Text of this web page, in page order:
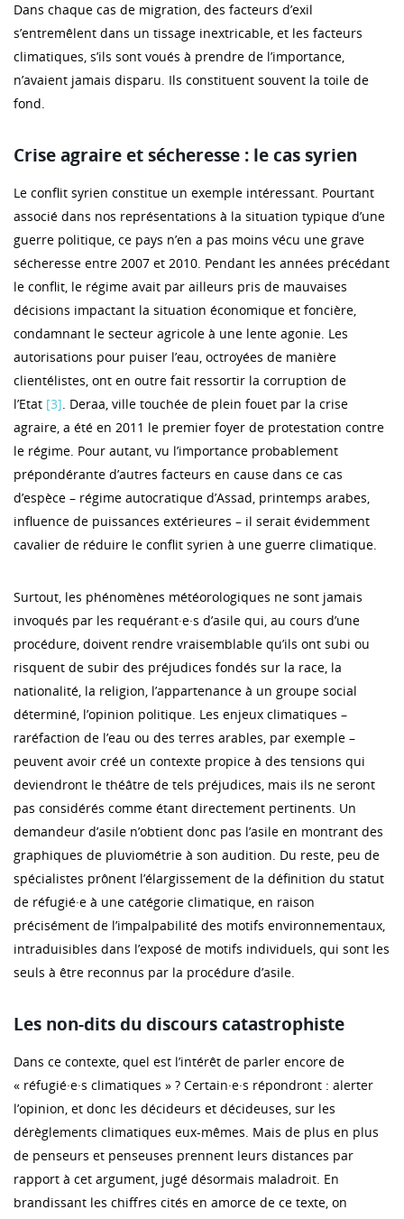
Dans chaque cas de migration, des facteurs d’exil
s’entremêlent dans un tissage inextricable, et les facteurs
climatiques, s’ils sont voués à prendre de l’importance,
n’avaient jamais disparu. Ils constituent souvent la toile de
fond.
Crise agraire et sécheresse : le cas syrien
Le conflit syrien constitue un exemple intéressant. Pourtant
associé dans nos représentations à la situation typique d’une
guerre politique, ce pays n’en a pas moins vécu une grave
sécheresse entre 2007 et 2010. Pendant les années précédant
le conflit, le régime avait par ailleurs pris de mauvaises
décisions impactant la situation économique et foncière,
condamnant le secteur agricole à une lente agonie. Les
autorisations pour puiser l’eau, octroyées de manière
clientélistes, ont en outre fait ressortir la corruption de
l’Etat [3]. Deraa, ville touchée de plein fouet par la crise
agraire, a été en 2011 le premier foyer de protestation contre
le régime. Pour autant, vu l’importance probablement
prépondérante d’autres facteurs en cause dans ce cas
d’espèce – régime autocratique d’Assad, printemps arabes,
influence de puissances extérieures – il serait évidemment
cavalier de réduire le conflit syrien à une guerre climatique.
Surtout, les phénomènes météorologiques ne sont jamais
invoqués par les requérant·e·s d’asile qui, au cours d’une
procédure, doivent rendre vraisemblable qu’ils ont subi ou
risquent de subir des préjudices fondés sur la race, la
nationalité, la religion, l’appartenance à un groupe social
déterminé, l’opinion politique. Les enjeux climatiques –
raréfaction de l’eau ou des terres arables, par exemple –
peuvent avoir créé un contexte propice à des tensions qui
deviendront le théâtre de tels préjudices, mais ils ne seront
pas considérés comme étant directement pertinents. Un
demandeur d’asile n’obtient donc pas l’asile en montrant des
graphiques de pluviométrie à son audition. Du reste, peu de
spécialistes prônent l’élargissement de la définition du statut
de réfugié·e à une catégorie climatique, en raison
précisément de l’impalpabilité des motifs environnementaux,
intraduisibles dans l’exposé de motifs individuels, qui sont les
seuls à être reconnus par la procédure d’asile.
Les non-dits du discours catastrophiste
Dans ce contexte, quel est l’intérêt de parler encore de
« réfugié·e·s climatiques » ? Certain·e·s répondront : alerter
l’opinion, et donc les décideurs et décideuses, sur les
dérèglements climatiques eux-mêmes. Mais de plus en plus
de penseurs et penseuses prennent leurs distances par
rapport à cet argument, jugé désormais maladroit. En
brandissant les chiffres cités en amorce de ce texte, on